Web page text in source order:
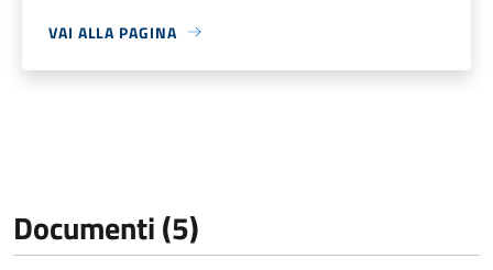
VAI ALLA PAGINA
Documenti (5)